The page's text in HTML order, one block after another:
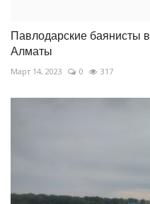
Павлодарские баянисты
Алматы
Март 14, 2023 0 317